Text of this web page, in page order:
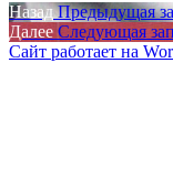
Назад Предыдущая
Далее Следующая
Сайт работает на